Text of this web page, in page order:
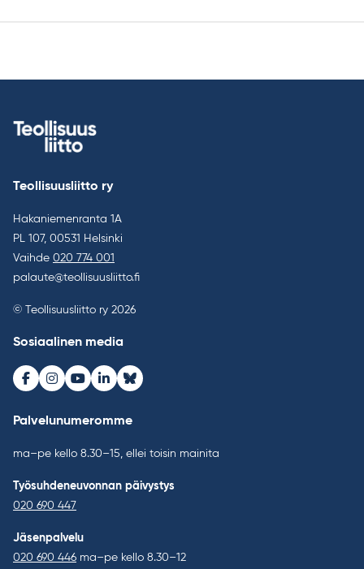
Teollisuusliitto ry
Hakaniemenranta 1A
PL 107, 00531 Helsinki
Vaihde 020 774 001
palaute@teollisuusliitto.fi
© Teollisuusliitto ry 2026
Sosiaalinen media
Facebook
Instagram
Youtube
LinkedInBluesky
Palvelunumeromme
ma–pe kello 8.30–15, ellei toisin mainita
Työsuhdeneuvonnan päivystys
020 690 447
Jäsenpalvelu
020 690 446 ma–pe kello 8.30–12